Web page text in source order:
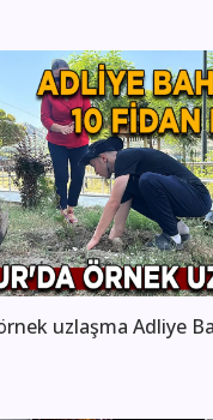
uzlaşma Adliye